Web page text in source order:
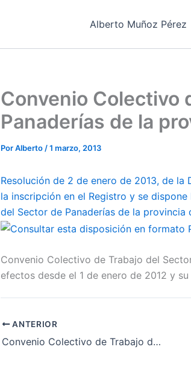
Alberto Muñoz Pérez
Convenio Colectivo
Panaderías de la
PorAlberto /1 marzo, 2013
Resolución de 2 de enero de 2013, de
la inscripción en el Registro y se
del Sector de Panaderías de la
Convenio Colectivo de Trabajo del
efectos desde el 1 de enero de 2012 y
ANTERIOR
Convenio Colectivo de Trabajo de «Alimentación mayor y menor de la provincia de Badajoz», en la que se recogen acuerdos relativos a la apertura de los centros de trabajo en días festivos, suscritos el 28 de noviembre de 2012.